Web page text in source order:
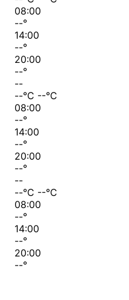
08:00
--°
14:00
--°
20:00
--°
--
--°C --°C
08:00
--°
14:00
--°
20:00
--°
--
--°C --°C
08:00
--°
14:00
--°
20:00
--°